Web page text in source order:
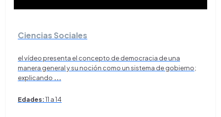
Ciencias Sociales
el vídeo presenta el concepto de democracia de una
manera general y su noción como un sistema de gobierno;
explicando ...
Edades:11 a 14